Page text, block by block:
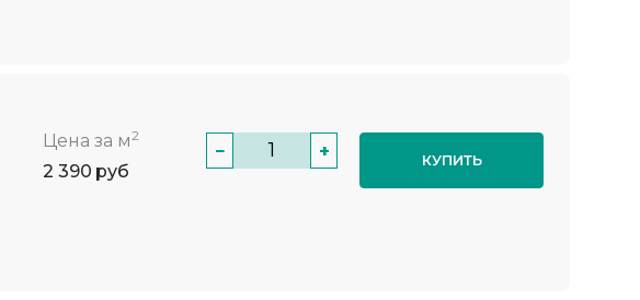
Цена за м2
2 390 руб
− + КУПИТЬ